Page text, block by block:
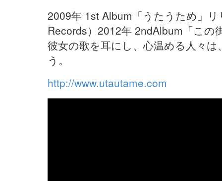
2009年 1st Album「うたうため」
Records）2012年 2ndAlbum「こ
彼女の歌を耳にし、心温める人々
う。
http://www.utautame.com